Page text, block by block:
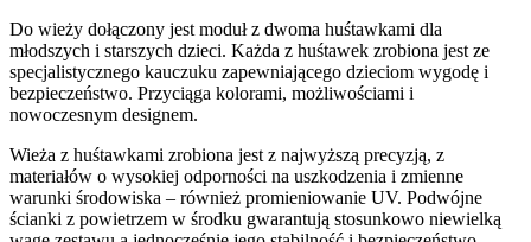
Do wieży dołączony jest moduł z dwoma huśtawkami dla
młodszych i starszych dzieci. Każda z huśtawek zrobiona jest ze
specjalistycznego kauczuku zapewniającego dzieciom wygodę i
bezpieczeństwo. Przyciąga kolorami, możliwościami i
nowoczesnym designem.
Wieża z huśtawkami zrobiona jest z najwyższą precyzją, z
materiałów o wysokiej odporności na uszkodzenia i zmienne
warunki środowiska – również promieniowanie UV. Podwójne
ścianki z powietrzem w środku gwarantują stosunkowo niewielką